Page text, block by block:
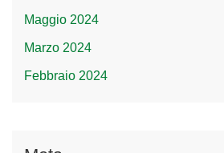
Maggio 2024
Marzo 2024
Febbraio 2024